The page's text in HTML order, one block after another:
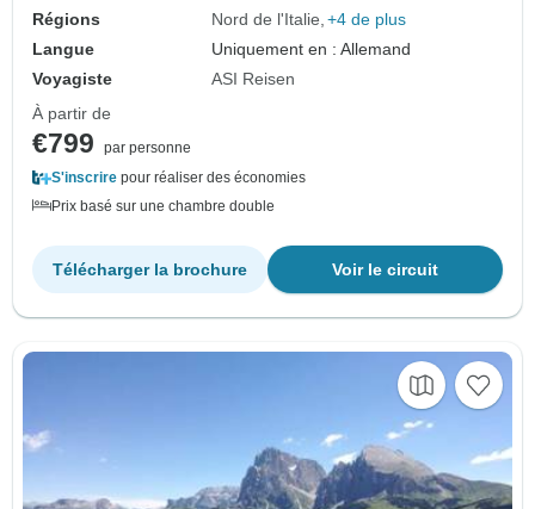
Régions
Nord de l'Italie +4 de plus
Langue
Uniquement en : Allemand
Voyagiste
ASI Reisen
À partir de
€799
par personne
S'inscrire pour réaliser des économies
Prix basé sur une chambre double
Voir le circuit
Télécharger la brochure